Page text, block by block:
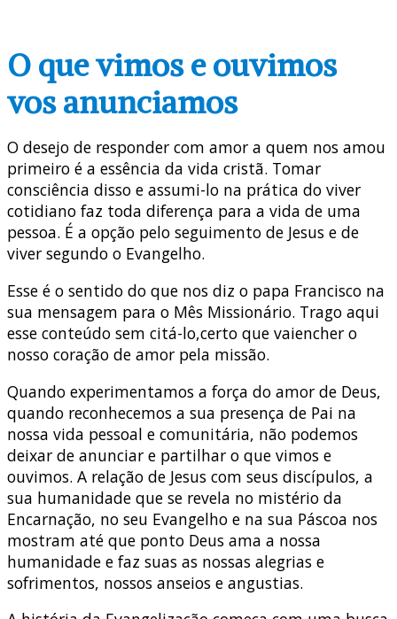
O que vimos e ouvimos
vos anunciamos
O desejo de responder com amor a quem nos amou
primeiro é a essência da vida cristã. Tomar
consciência disso e assumi-lo na prática do viver
cotidiano faz toda diferença para a vida de uma
pessoa. É a opção pelo seguimento de Jesus e de
viver segundo o Evangelho.
Esse é o sentido do que nos diz o papa Francisco na
sua mensagem para o Mês Missionário. Trago aqui
esse conteúdo sem citá-lo,certo que vaiencher o
nosso coração de amor pela missão.
Quando experimentamos a força do amor de Deus,
quando reconhecemos a sua presença de Pai na
nossa vida pessoal e comunitária, não podemos
deixar de anunciar e partilhar o que vimos e
ouvimos. A relação de Jesus com seus discípulos, a
sua humanidade que se revela no mistério da
Encarnação, no seu Evangelho e na sua Páscoa nos
mostram até que ponto Deus ama a nossa
humanidade e faz suas as nossas alegrias e
sofrimentos, nossos anseios e angustias.